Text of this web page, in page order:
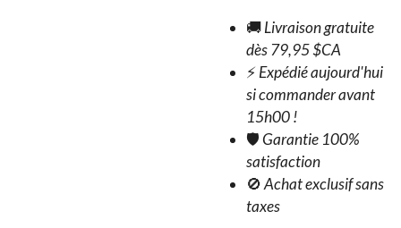
🚚Livraison gratuite
dès 79,95 $CA
⚡Expédié aujourd'hui
si commander avant
15h00 !
🛡️Garantie 100%
satisfaction
🚫Achat exclusif sans
taxes